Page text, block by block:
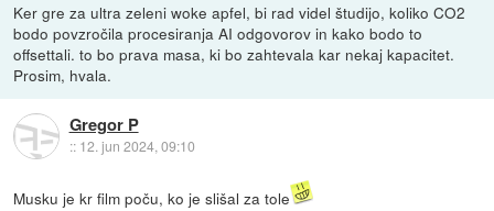
Ker gre za ultra zeleni woke apfel, bi rad videl študijo, koliko CO2
bodo povzročila procesiranja AI odgovorov in kako bodo to
offsettali. to bo prava masa, ki bo zahtevala kar nekaj kapacitet.
Prosim, hvala.
Gregor P
:: 12. jun 2024, 09:10
Musku je kr film poču, ko je slišal za tole